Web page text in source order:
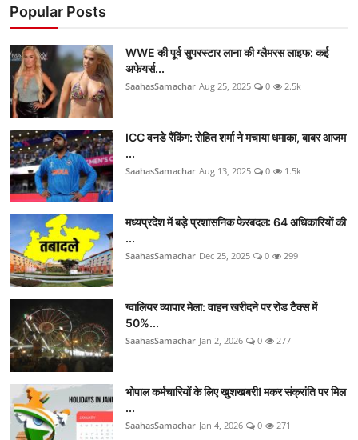
Popular Posts
WWE की पूर्व सुपरस्टार लाना की ग्लैमरस लाइफ: कई
अफेयर्स...
SaahasSamachar Aug 25, 2025 0 2.5k
ICC वनडे रैंकिंग: रोहित शर्मा ने मचाया धमाका, बाबर आजम
...
SaahasSamachar Aug 13, 2025 0 1.5k
मध्यप्रदेश में बड़े प्रशासनिक फेरबदल: 64 अधिकारियों की
...
SaahasSamachar Dec 25, 2025 0 299
ग्वालियर व्यापार मेला: वाहन खरीदने पर रोड टैक्स में
50%...
SaahasSamachar Jan 2, 2026 0 277
भोपाल कर्मचारियों के लिए खुशखबरी! मकर संक्रांति पर मिल
...
SaahasSamachar Jan 4, 2026 0 271